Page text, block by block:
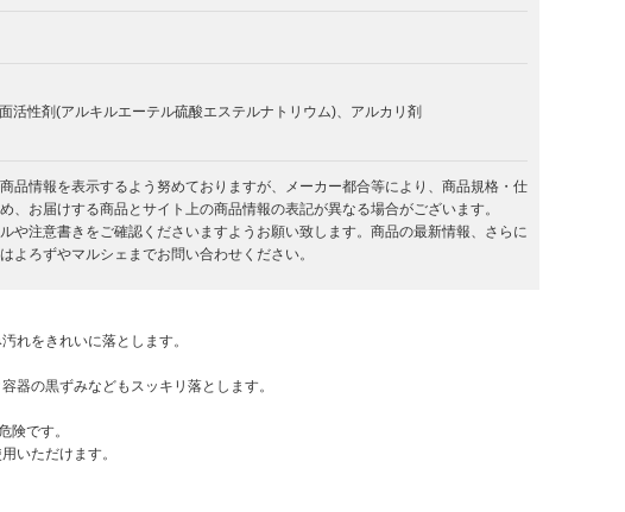
性剤(アルキルエーテル硫酸エステルナトリウム)、アルカリ剤
品情報を表示するよう努めておりますが、メーカー都合等により、商品規格・仕
、お届けする商品とサイト上の商品情報の表記が異なる場合がございます。
や注意書きをご確認くださいますようお願い致します。商品の最新情報、さらに
よろずやマルシェまでお問い合わせください。
れをきれいに落とします。
器の黒ずみなどもスッキリ落とします。
です。
いただけます。